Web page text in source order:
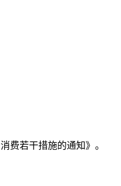
费若干措施的通知》。